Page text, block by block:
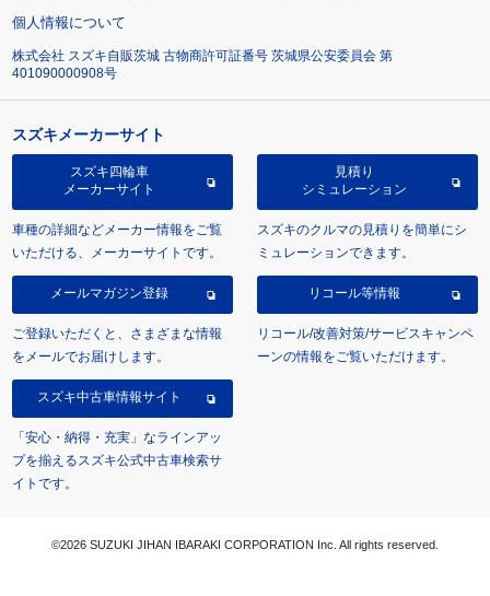
個人情報について
株式会社 スズキ自販茨城 古物商許可証番号 茨城県公安委員会 第
401090000908号
スズキメーカーサイト
スズキ四輪車
メーカーサイト
車種の詳細などメーカー情報をご覧
いただける、メーカーサイトです。
見積り
シミュレーション
スズキのクルマの見積りを簡単にシ
ミュレーションできます。
メールマガジン登録
ご登録いただくと、さまざまな情報
をメールでお届けします。
リコール等情報
リコール/改善対策/サービスキャンペ
ーンの情報をご覧いただけます。
スズキ中古車情報サイト
「安心・納得・充実」なラインアッ
プを揃えるスズキ公式中古車検索サ
イトです。
©2026 SUZUKI JIHAN IBARAKI CORPORATION Inc. All rights reserved.